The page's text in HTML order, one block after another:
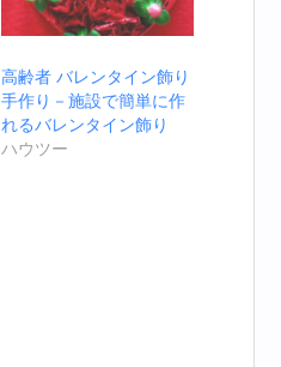
高齢者 バレンタイン飾り
手作り－施設で簡単に作
れるバレンタイン飾り
ハウツー